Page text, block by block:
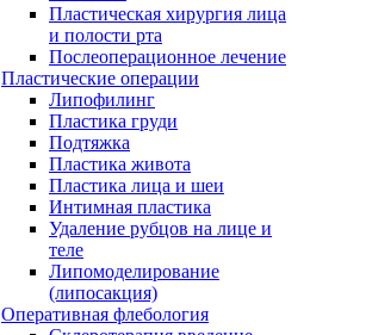
Пластическая хирургия лица
и полости рта
Послеоперационное лечение
Пластические операции
Липофилинг
Пластика груди
Подтяжка
Пластика живота
Пластика лица и шеи
Интимная пластика
Удаление рубцов на лице и
теле
Липомоделирование
(липосакция)
Оперативная флебология